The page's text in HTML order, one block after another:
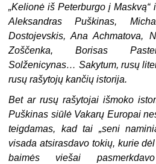
„Kelionė iš Peterbur­go į
Aleksandras Puškinas,
Dostojevskis, Ana Achmatova,
Zoščenka, Borisas
Solženicynas… Saky­tum, rusų
rusų rašytojų kančių istorija.
Bet ar rusų rašytojai išmoko
Puškinas siūlė Vakarų Europai
teigdamas, kad tai „seni
visada atsirasdavo tokių, kurie
baimės viešai